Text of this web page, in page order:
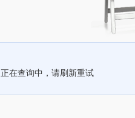
正在查询中，请刷新重试